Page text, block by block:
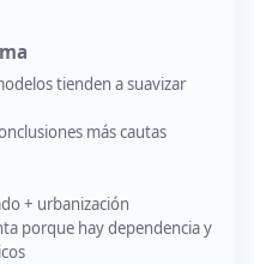
tienden a suavizar
más cautas
+ urbanización
porque hay dependencia y